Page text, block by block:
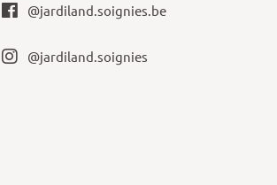
@jardiland.soignies.be
@jardiland.soignies